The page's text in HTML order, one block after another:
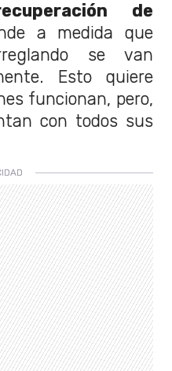
de
a medida que
se van
Esto quiere
funcionan, pero,
con todos sus